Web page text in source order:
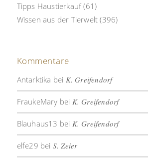
Tipps Haustierkauf (61)
Wissen aus der Tierwelt (396)
Kommentare
Antarktika bei K. Greifendorf
FraukeMary bei K. Greifendorf
Blauhaus13 bei K. Greifendorf
elfe29 bei S. Zeier